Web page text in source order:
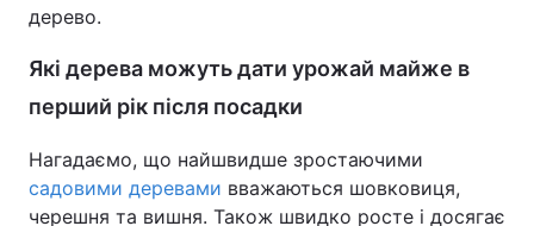
дерево.
Які дерева можуть дати урожай майже в
перший рік після посадки
Нагадаємо, що найшвидше зростаючими
садовими деревами вважаються шовковиця,
черешня та вишня. Також швидко росте і досягає